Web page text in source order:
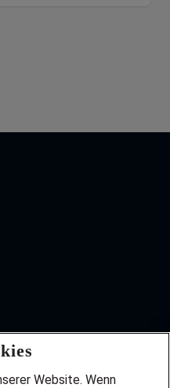
Website. Wenn